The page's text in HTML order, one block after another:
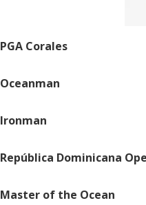
PGA Corales
Oceanman
Ironman
República Dominicana
Master of the Ocean